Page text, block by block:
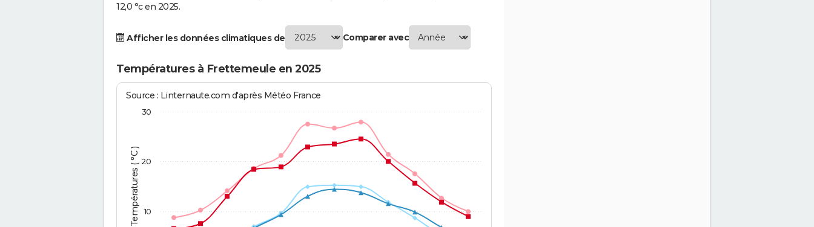
12,0 °c en 2025.
Afficher les données climatiques de Comparer avec
Températures à Frettemeule en 2025
Températures ( °C )
Source : Linternaute.com d'après Météo France
10
20
30